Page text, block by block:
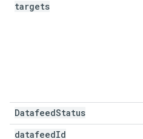
targets
DatafeedStatus
datafeedId